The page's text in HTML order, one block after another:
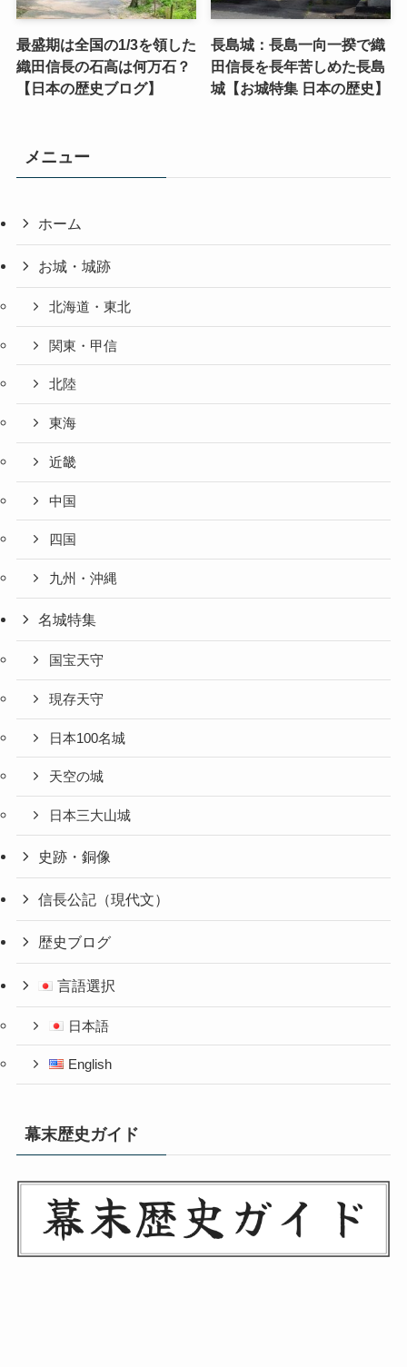
最盛期は全国の1/3を領した
織田信長の石高は何万石？
【日本の歴史ブログ】
長島城：長島一向一揆で織
田信長を長年苦しめた長島
城【お城特集 日本の歴史】
メニュー
ホーム
お城・城跡
北海道・東北
関東・甲信
北陸
東海
近畿
中国
四国
九州・沖縄
名城特集
国宝天守
現存天守
日本100名城
天空の城
日本三大山城
史跡・銅像
信長公記（現代文）
歴史ブログ
言語選択
日本語
English
幕末歴史ガイド